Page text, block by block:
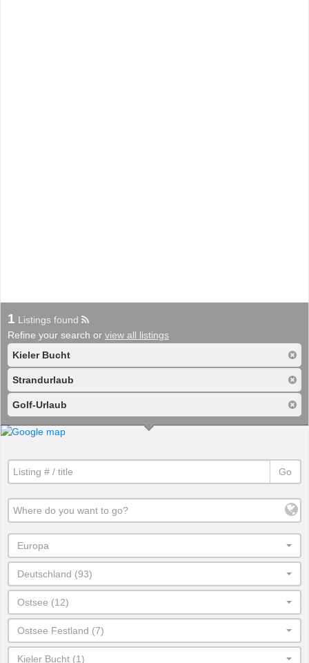
1 Listings found
Refine your search or view all listings
Kieler Bucht
Strandurlaub
Golf-Urlaub
Go
Europa
Deutschland (93)
Ostsee (12)
Ostsee Festland (7)
Kieler Bucht (1)